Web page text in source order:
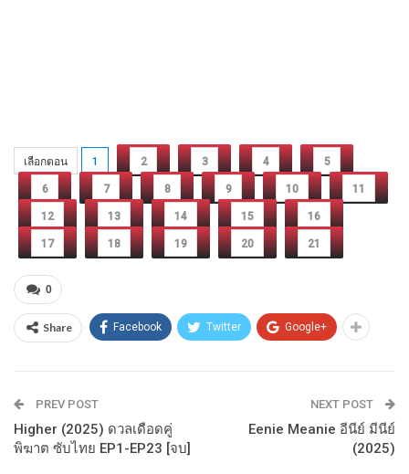
เลือกตอน 1 2 3 4 5
6 7 8 9 10 11
12 13 14 15 16
17 18 19 20 21
0
Share Facebook Twitter Google+
PREV POST
Higher (2025) ดวลเดือดคู่
พิฆาต ซับไทย EP1-EP23 [จบ]
NEXT POST
Eenie Meanie อีนีย์ มีนีย์
(2025)